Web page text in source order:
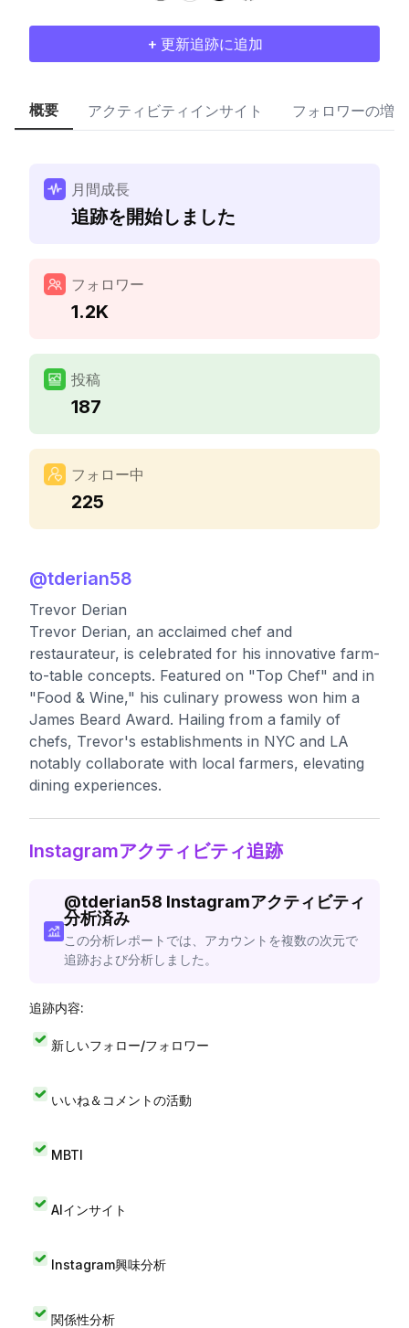
+ 更新追跡に追加
概要 アクティビティインサイト フォロワーの増加
月間成長
追跡を開始しました
フォロワー
1.2K
投稿
187
フォロー中
225
@tderian58
Trevor Derian
Trevor Derian, an acclaimed chef and
restaurateur, is celebrated for his innovative farm-
to-table concepts. Featured on "Top Chef" and in
"Food & Wine," his culinary prowess won him a
James Beard Award. Hailing from a family of
chefs, Trevor's establishments in NYC and LA
notably collaborate with local farmers, elevating
dining experiences.
Instagramアクティビティ追跡
@tderian58 Instagramアクティビティ
分析済み
この分析レポートでは、アカウントを複数の次元で
追跡および分析しました。
追跡内容:
新しいフォロー/フォロワー
いいね＆コメントの活動
MBTI
AIインサイト
Instagram興味分析
関係性分析